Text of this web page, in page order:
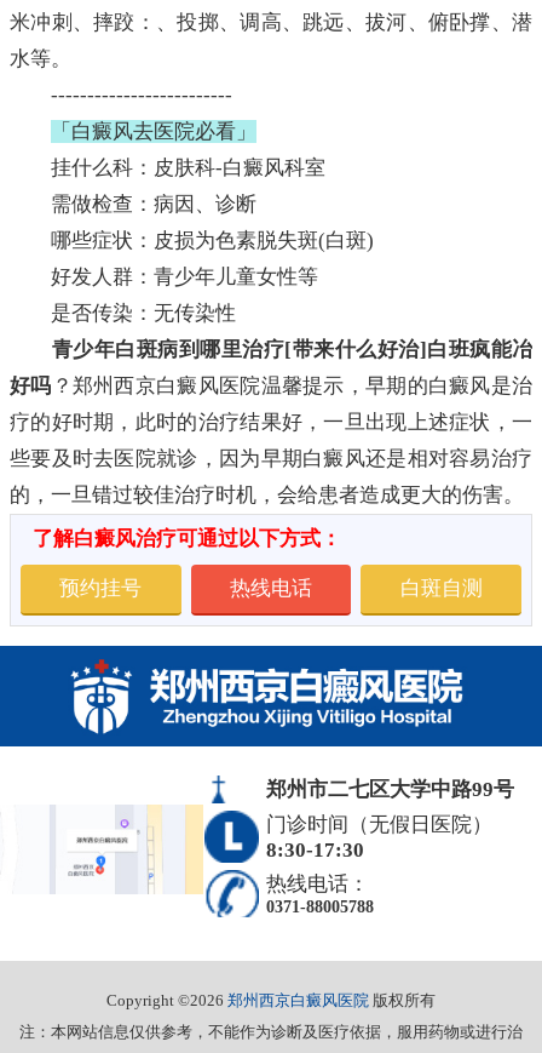
米冲刺、摔跤：、投掷、调高、跳远、拔河、俯卧撑、潜
水等。
-------------------------
「白癜风去医院必看」
挂什么科：皮肤科-白癜风科室
需做检查：病因、诊断
哪些症状：皮损为色素脱失斑(白斑)
好发人群：青少年儿童女性等
是否传染：无传染性
青少年白斑病到哪里治疗[带来什么好治]白班疯能冶
好吗 ？郑州西京白癜风医院温馨提示，早期的白癜风是治
疗的好时期，此时的治疗结果好，一旦出现上述症状，一
些要及时去医院就诊，因为早期白癜风还是相对容易治疗
的，一旦错过较佳治疗时机，会给患者造成更大的伤害。
了解白癜风治疗可通过以下方式：
预约挂号 热线电话 白斑自测
郑州市二七区大学中路99号
门诊时间（无假日医院）
8:30-17:30
热线电话：
0371-88005788
Copyright ©2026 郑州西京白癜风医院 版权所有
注：本网站信息仅供参考，不能作为诊断及医疗依据，服用药物或进行治